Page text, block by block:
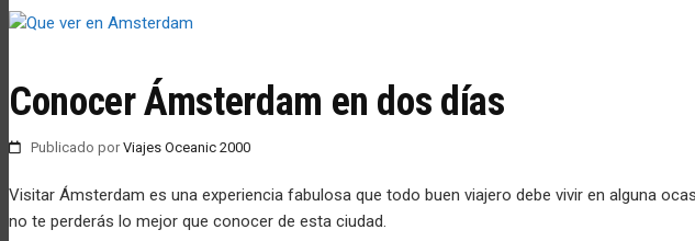
Conocer Ámsterdam en dos días
Publicado porViajes Oceanic 2000
Visitar Ámsterdam es una experiencia fabulosa que todo buen viajero debe vivir en alguna
no te perderás lo mejor que conocer de esta ciudad.